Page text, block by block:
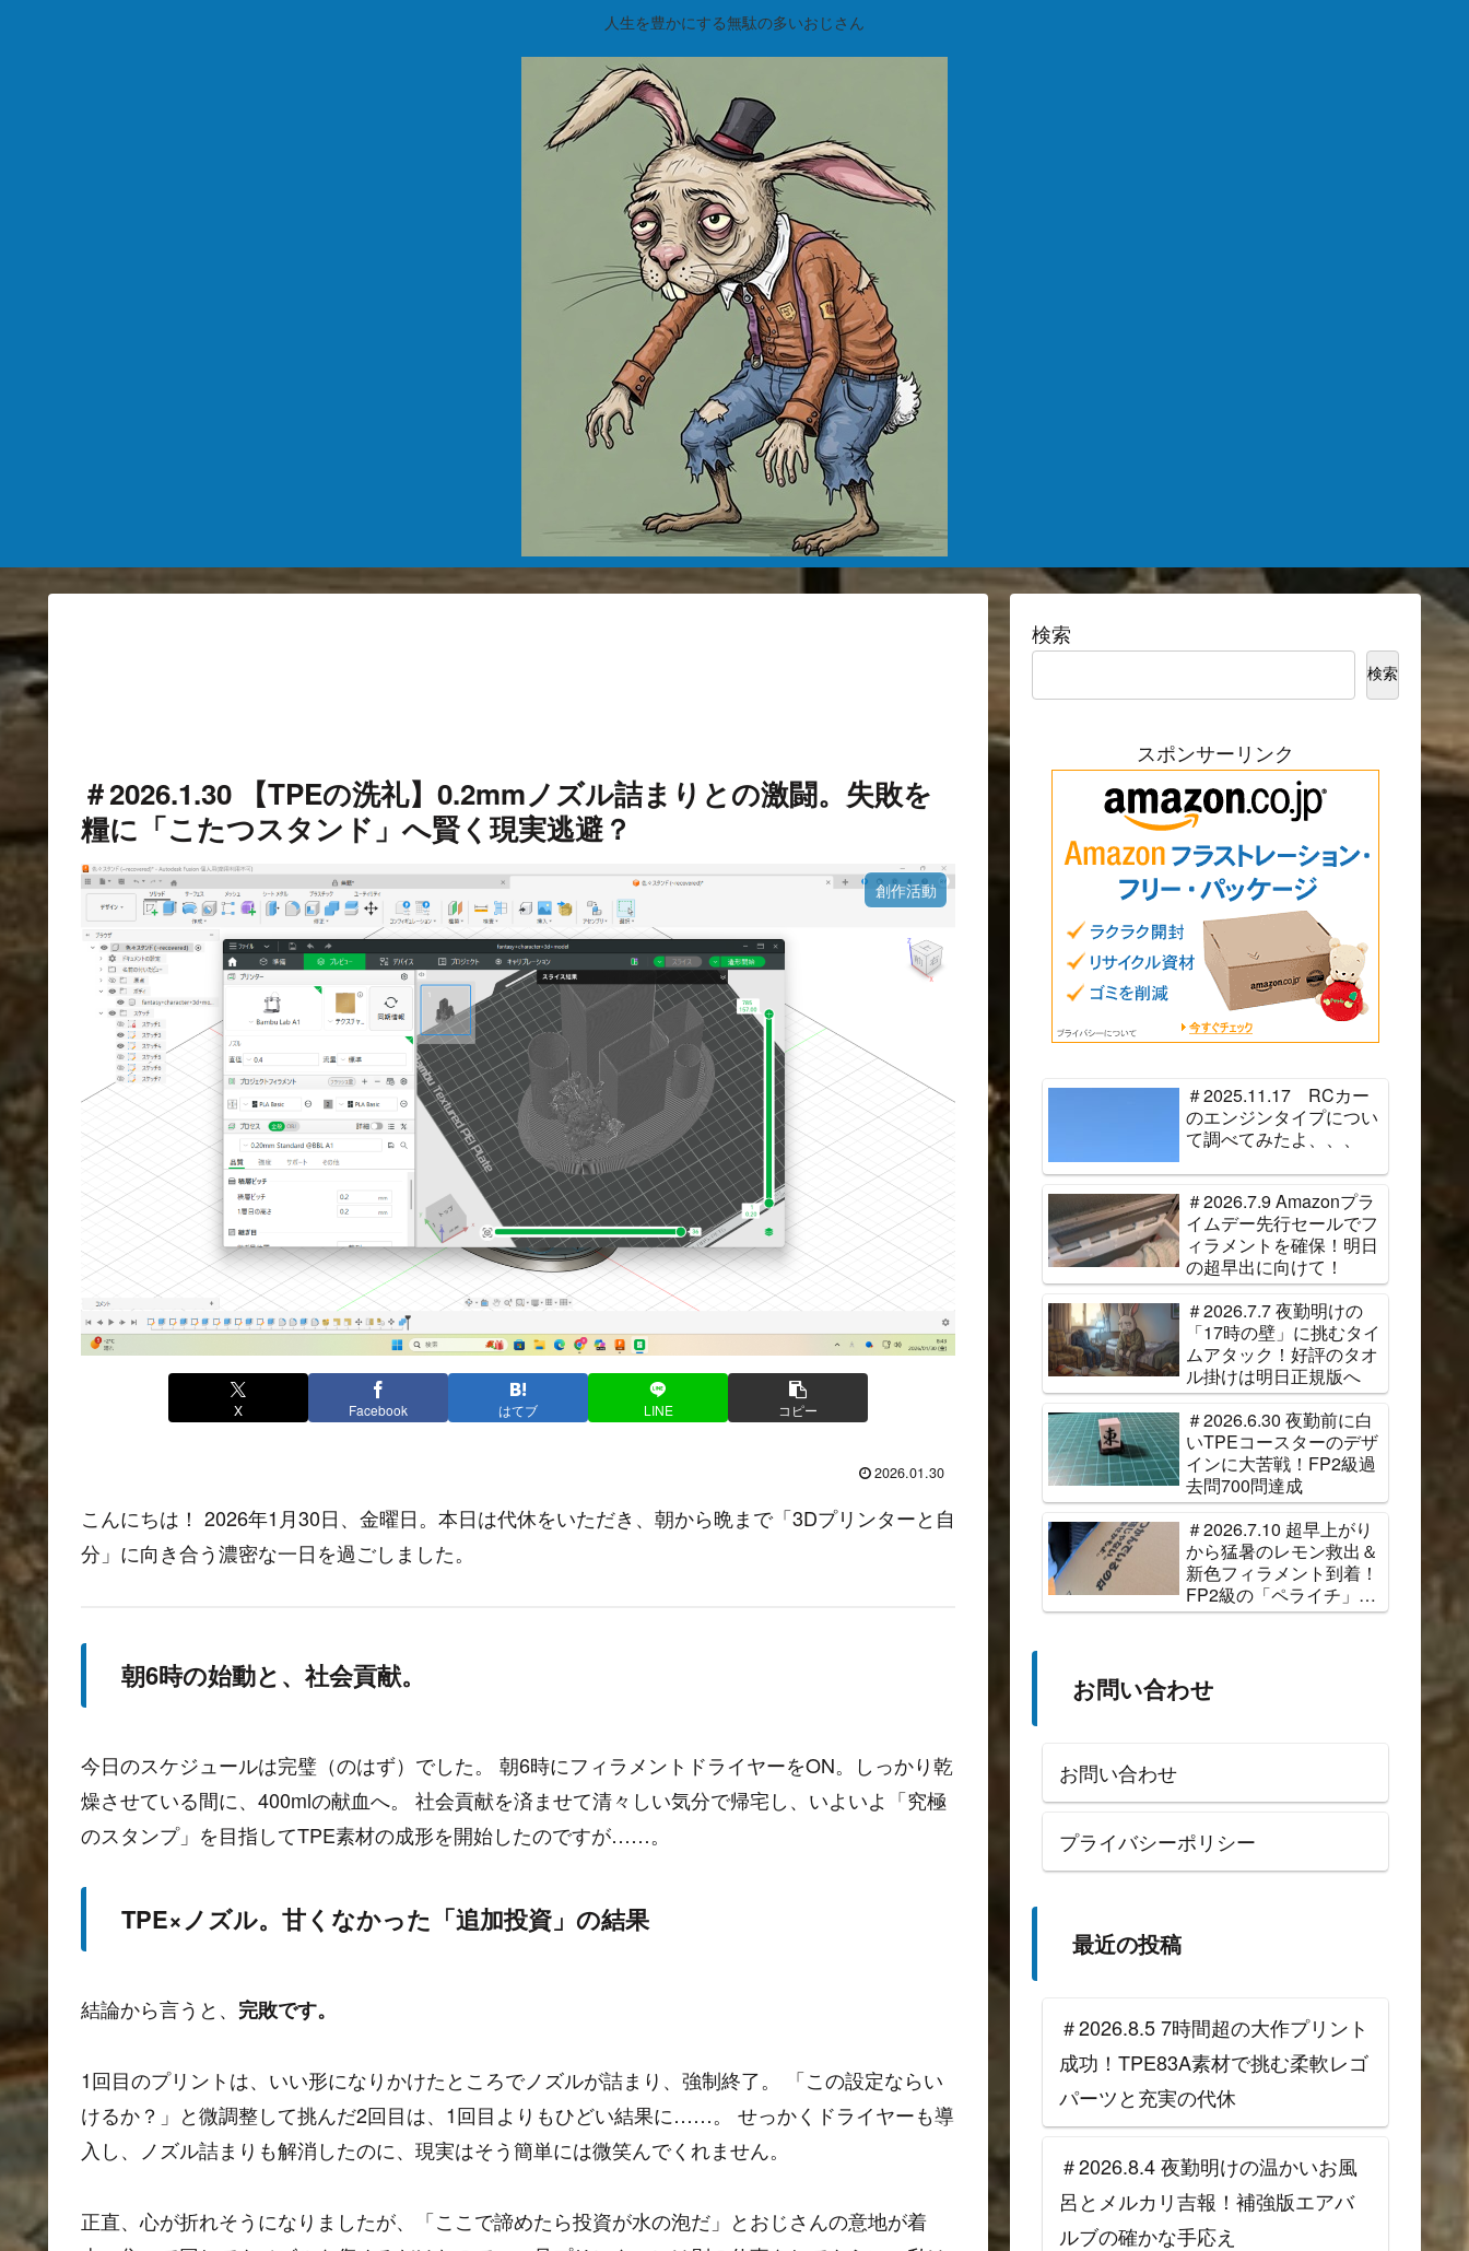
人生を豊かにする無駄の多いおじさん
＃2026.1.30 【TPEの洗礼】0.2mmノズル詰まりとの激闘。失敗を
糧に「こたつスタンド」へ賢く現実逃避？
創作活動
X Facebook はてブ LINE コピー
2026.01.30
こんにちは！ 2026年1月30日、金曜日。本日は代休をいただき、朝から晩まで「3Dプリンターと自
分」に向き合う濃密な一日を過ごしました。
朝6時の始動と、社会貢献。
今日のスケジュールは完璧（のはず）でした。 朝6時にフィラメントドライヤーをON。しっかり乾
燥させている間に、400mlの献血へ。 社会貢献を済ませて清々しい気分で帰宅し、いよいよ「究極
のスタンプ」を目指してTPE素材の成形を開始したのですが……。
TPE×ノズル。甘くなかった「追加投資」の結果
結論から言うと、 完敗です。
1回目のプリントは、いい形になりかけたところでノズルが詰まり、強制終了。 「この設定ならい
けるか？」と微調整して挑んだ2回目は、1回目よりもひどい結果に……。 せっかくドライヤーも導
入し、ノズル詰まりも解消したのに、現実はそう簡単には微笑んでくれません。
正直、心が折れそうになりましたが、「ここで諦めたら投資が水の泡だ」とおじさんの意地が着
検索
検索
スポンサーリンク
＃2025.11.17 RCカー
のエンジンタイプについ
て調べてみたよ、、、
＃2026.7.9 Amazonプラ
イムデー先行セールでフ
ィラメントを確保！明日
の超早出に向けて！
＃2026.7.7 夜勤明けの
「17時の壁」に挑むタイ
ムアタック！好評のタオ
ル掛けは明日正規版へ
＃2026.6.30 夜勤前に白
いTPEコースターのデザ
インに大苦戦！FP2級過
去問700問達成
＃2026.7.10 超早上がり
から猛暑のレモン救出＆
新色フィラメント到着！
FP2級の「ペライチ」完
成
お問い合わせ
お問い合わせ
プライバシーポリシー
最近の投稿
＃2026.8.5 7時間超の大作プリント
成功！TPE83A素材で挑む柔軟レゴ
パーツと充実の代休
＃2026.8.4 夜勤明けの温かいお風
呂とメルカリ吉報！補強版エアバ
ルブの確かな手応え